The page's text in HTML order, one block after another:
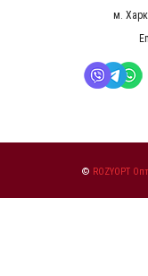
м.
© ROZYOPT